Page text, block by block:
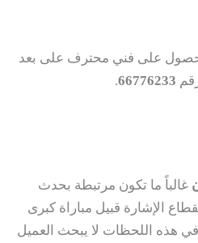
على فني محترف على بعد
66776233
.
غالباً ما تكون مرتبطة بحدث
الإشارة قبيل مباراة كبرى
هذه اللحظات لا يبحث العميل